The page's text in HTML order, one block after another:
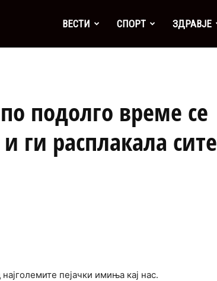
ВЕСТИ СПОРТ ЗДРАВЈЕ
подолго време се
ги расплакала сите
пејачки имиња кај нас.